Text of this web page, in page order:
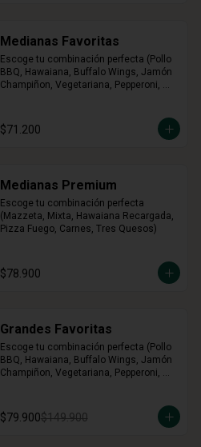
Medianas Favoritas
Escoge tu combinación perfecta (Pollo
BBQ, Hawaiana, Buffalo Wings, Jamón
Champiñon, Vegetariana, Pepperoni,
$71.200
Medianas Premium
Escoge tu combinación perfecta
(Mazzeta, Mixta, Hawaiana Recargada,
Pizza Fuego, Carnes, Tres Quesos)
$78.900
Grandes Favoritas
Escoge tu combinación perfecta (Pollo
BBQ, Hawaiana, Buffalo Wings, Jamón
Champiñon, Vegetariana, Pepperoni,
$79.900$149.900